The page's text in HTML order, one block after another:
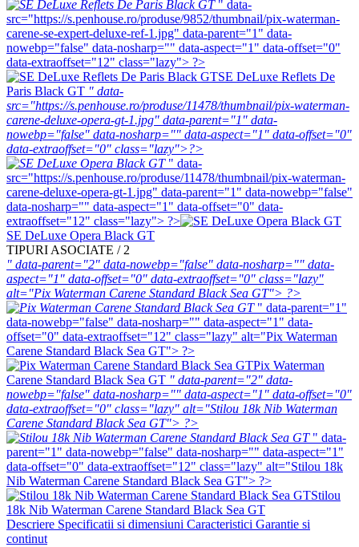
" data-
src="https://s.penhouse.ro/produse/9852/thumbnail/pix-waterman-
carene-se-expert-deluxe-ref-1.jpg" data-parent="1" data-
nowebp="false" data-nosharp="" data-aspect="1" data-offset="0"
data-extraoffset="12" class="lazy"> ?>
SE DeLuxe Reflets De
Paris Black GT " data-
src="https://s.penhouse.ro/produse/11478/thumbnail/pix-waterman-
carene-deluxe-opera-gt-1.jpg" data-parent="1" data-
nowebp="false" data-nosharp="" data-aspect="1" data-offset="0"
data-extraoffset="0" class="lazy">?>
" data-
src="https://s.penhouse.ro/produse/11478/thumbnail/pix-waterman-
carene-deluxe-opera-gt-1.jpg" data-parent="1" data-nowebp="false"
data-nosharp="" data-aspect="1" data-offset="0" data-
extraoffset="12" class="lazy"> ?>
SE DeLuxe Opera Black GT
TIPURI ASOCIATE / 2
" data-parent="2" data-nowebp="false" data-nosharp="" data-
aspect="1" data-offset="0" data-extraoffset="0" class="lazy"
alt="Pix Waterman Carene Standard Black Sea GT"> ?>
" data-parent="1"
data-nowebp="false" data-nosharp="" data-aspect="1" data-
offset="0" data-extraoffset="12" class="lazy" alt="Pix Waterman
Carene Standard Black Sea GT"> ?>
Pix Waterman
Carene Standard Black Sea GT " data-parent="2" data-
nowebp="false" data-nosharp="" data-aspect="1" data-offset="0"
data-extraoffset="0" class="lazy" alt="Stilou 18k Nib Waterman
Carene Standard Black Sea GT"> ?>
" data-
parent="1" data-nowebp="false" data-nosharp="" data-aspect="1"
data-offset="0" data-extraoffset="12" class="lazy" alt="Stilou 18k
Nib Waterman Carene Standard Black Sea GT"> ?>
Stilou
18k Nib Waterman Carene Standard Black Sea GT
Descriere Specificatii si dimensiuni Caracteristici Garantie si
continut